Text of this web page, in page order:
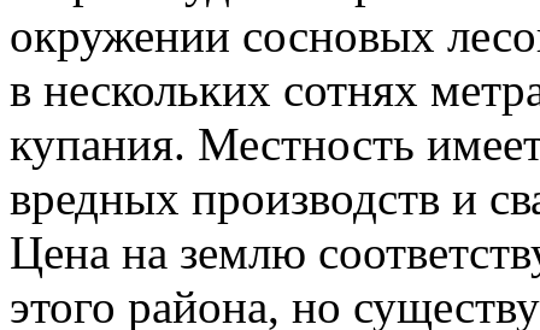
окружении сосновых
в нескольких сотнях
купания. Местность
вредных производств и
Цена на землю
этого района, но